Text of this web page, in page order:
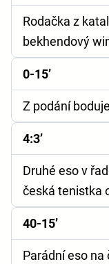
Rodačka z
bekhendový
0-15’
Z podání
4:3’
Druhé eso v
česká tenistka
40-15’
Parádní eso na